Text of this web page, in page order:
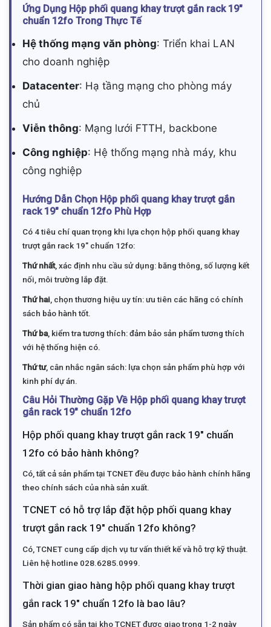
Ứng Dụng Hộp phối quang khay trượt gắn rack 19″
chuẩn 12fo Trong Thực Tế
Hệ thống mạng văn phòng: Triển khai LAN
cho doanh nghiệp
Datacenter: Hạ tầng mạng cho phòng máy
chủ
Viễn thông: Mạng lưới FTTH, backbone
Công nghiệp: Hệ thống mạng nhà máy, khu
công nghiệp
Hướng Dẫn Chọn Hộp phối quang khay trượt gắn
rack 19″ chuẩn 12fo Phù Hợp
Có 4 tiêu chí quan trọng khi lựa chọn hộp phối quang khay
trượt gắn rack 19″ chuẩn 12fo:
Thứ nhất, xác định nhu cầu sử dụng: băng thông, số lượng kết
nối, môi trường lắp đặt.
Thứ hai , chọn thương hiệu uy tín: ưu tiên các hãng có chính
sách bảo hành tốt.
Thứ ba, kiểm tra tương thích: đảm bảo sản phẩm tương thích
với hệ thống hiện có.
Thứ tư, cân nhắc ngân sách: lựa chọn sản phẩm phù hợp với
kinh phí dự án.
Câu Hỏi Thường Gặp Về Hộp phối quang khay trượt
gắn rack 19″ chuẩn 12fo
Hộp phối quang khay trượt gắn rack 19″ chuẩn
12fo có bảo hành không?
Có, tất cả sản phẩm tại TCNET đều được bảo hành chính hãng
theo chính sách của nhà sản xuất.
TCNET có hỗ trợ lắp đặt hộp phối quang khay
trượt gắn rack 19″ chuẩn 12fo không?
Có, TCNET cung cấp dịch vụ tư vấn thiết kế và hỗ trợ kỹ thuật.
Liên hệ hotline 028.6285.0999.
Thời gian giao hàng hộp phối quang khay trượt
gắn rack 19″ chuẩn 12fo là bao lâu?
Sản phẩm có sẵn tại kho TCNET được giao trong 1-2 ngày